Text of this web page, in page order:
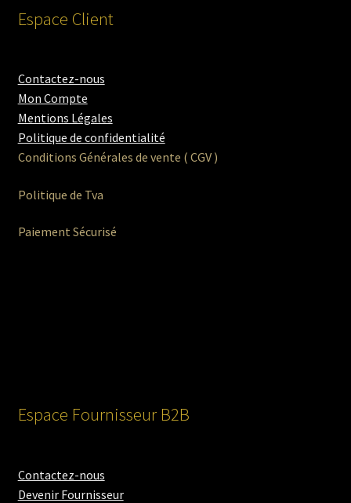
Espace Client
Contactez-nous
Mon Compte
Mentions Légales
Politique de confidentialité
Conditions Générales de vente ( CGV )
Politique de Tva
Paiement Sécurisé
Espace Fournisseur B2B
Contactez-nous
Devenir Fournisseur